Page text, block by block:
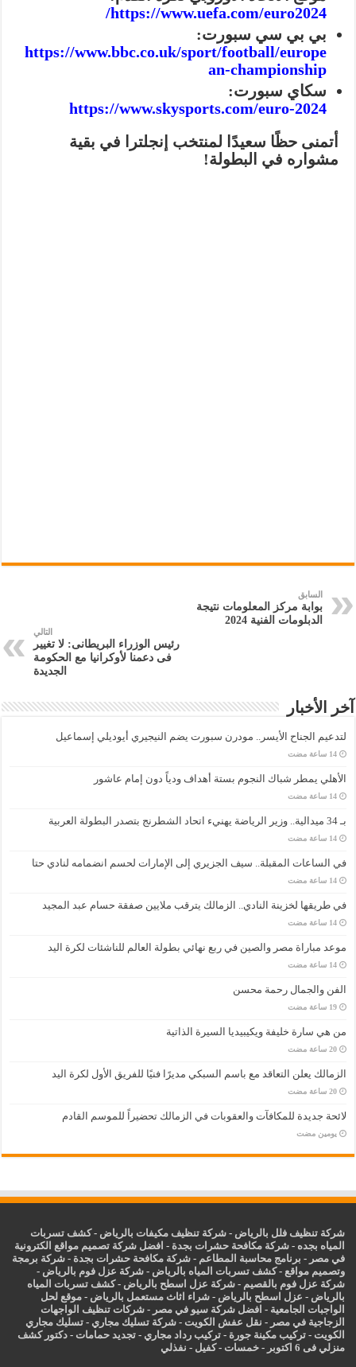
https://www.uefa.com/euro2024/
بي بي سي سبورت:
https://www.bbc.co.uk/sport/football/europe
an-championship
سكاي سبورت:
https://www.skysports.com/euro-2024
أتمنى حظًا سعيدًا لمنتخب إنجلترا في بقية
مشواره في البطولة!
السابق
بوابة مركز المعلومات نتيجة
الدبلومات الفنية 2024
التالي
رئيس الوزراء البريطانى: لا تغيير
فى دعمنا لأوكرانيا مع الحكومة
الجديدة
آخر الأخبار
لتدعيم الجناح الأيسر.. مودرن سبورت يضم النيجيري أيوديلي إسماعيل
‏14 ساعة مضت
الأهلي يمطر شباك النجوم بستة أهداف ودياً دون إمام عاشور
‏14 ساعة مضت
بـ 34 ميدالية.. وزير الرياضة يهنيء اتحاد الشطرنج بتصدر البطولة العربية
‏14 ساعة مضت
في الساعات المقبلة.. سيف الجزيري إلى الإمارات لحسم انضمامه لنادي حتا
‏14 ساعة مضت
في طريقها لخزينة النادي.. الزمالك يترقب ملايين صفقة حسام عبد المجيد
‏14 ساعة مضت
موعد مباراة مصر والصين في ربع نهائي بطولة العالم للناشئات لكرة اليد
‏14 ساعة مضت
الفن والجمال رحمة محسن
‏19 ساعة مضت
من هي سارة خليفة ويكيبيديا السيرة الذاتية
‏20 ساعة مضت
الزمالك يعلن التعاقد مع باسم السبكي مديرًا فنيًا للفريق الأول لكرة اليد
‏20 ساعة مضت
لائحة جديدة للمكافآت والعقوبات في الزمالك تحضيراً للموسم القادم
‏يومين مضت
شركة تنظيف فلل بالرياض -شركة تنظيف مكيفات بالرياض -كشف تسربات
المياه بجده -شركة مكافحة حشرات بجدة - افضل شركة تصميم مواقع الكترونية
في مصر - برنامج محاسبة المطاعم -شركة مكافحة حشرات بجدة -شركة برمجة
وتصميم مواقع -كشف تسربات المياه بالرياض -شركة عزل فوم بالرياض -
شركة عزل فوم بالقصيم -شركة عزل اسطح بالرياض -كشف تسربات المياه
بالرياض - عزل اسطح بالرياض -شراء اثاث مستعمل بالرياض - موقع لحل
الواجبات الجامعية - افضل شركة سيو في مصر -شركات تنظيف الواجهات
الزجاجية في مصر - نقل عفش الكويت -شركة تسليك مجاري -تسليك مجاري
الكويت -تركيب مكينة جورة -تركيب رداد مجاري -تجديد حمامات -دكتور كشف
منزلي فى 6 اكتوبر
-خمسات -كفيل - نفذلي